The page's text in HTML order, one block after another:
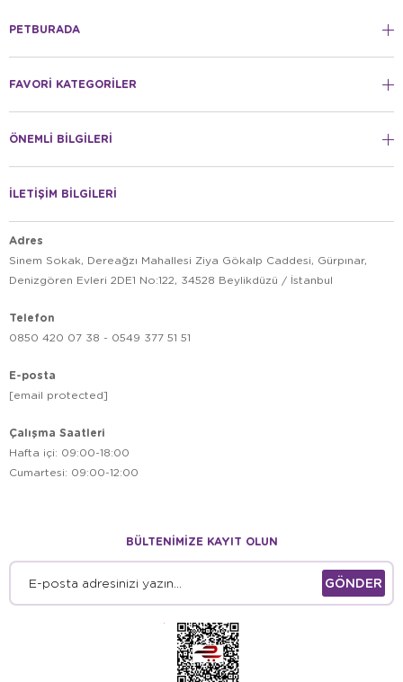
PETBURADA
FAVORİ KATEGORİLER
ÖNEMLİ BİLGİLERİ
İLETİŞİM BİLGİLERİ
Adres
Sinem Sokak, Dereağzı Mahallesi Ziya Gökalp Caddesi, Gürpınar,
Denizgören Evleri 2DE1 No:122, 34528 Beylikdüzü / İstanbul
Telefon
0850 420 07 38 - 0549 377 51 51
E-posta
[email protected]
Çalışma Saatleri
Hafta içi: 09:00-18:00
Cumartesi: 09:00-12:00
BÜLTENİMİZE KAYIT OLUN
GÖNDER